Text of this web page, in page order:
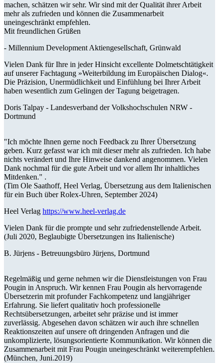
machen, schätzen wir sehr. Wir sind mit der Qualität ihrer Arbeit
mehr als zufrieden und können die Zusammenarbeit
uneingeschränkt empfehlen.
Mit freundlichen Grüßen
- Millennium Development Aktiengesellschaft, Grünwald
Vielen Dank für Ihre in jeder Hinsicht excellente Dolmetschtätigkeit
auf unserer Fachtagung »Weiterbildung im Europäischen Dialog«.
Die Präzision, Unermüdlichkeit und Einfühlung bei Ihrer Arbeit
haben wesentlich zum Gelingen der Tagung beigetragen.
Doris Talpay - Landesverband der Volkshochschulen NRW -
Dortmund
"Ich möchte Ihnen gerne noch Feedback zu Ihrer Übersetzung
geben. Kurz gefasst war ich mit dieser mehr als zufrieden. Ich habe
nichts verändert und Ihre Hinweise dankend angenommen. Vielen
Dank nochmal für die gute Arbeit und vor allem Ihr inhaltliches
Mitdenken." .
(Tim Ole Saathoff, Heel Verlag, Übersetzung aus dem Italienischen
für ein Buch über Rolex-Uhren, September 2024)
Heel Verlag https://www.heel-verlag.de
Vielen Dank für die prompte und sehr zufriedenstellende Arbeit.
(Juli 2020, Beglaubigte Übersetzungen ins Italienische)
B. Jürjens - Betreuungsbüro Jürjens, Dortmund
Regelmäßig und gerne nehmen wir die Dienstleistungen von Frau
Pougin in Anspruch. Wir kennen Frau Pougin als hervorragende
Übersetzerin mit profunder Fachkompetenz und langjähriger
Erfahrung. Sie liefert qualitativ hoch professionelle
Rechtsübersetzungen, arbeitet sehr präzise und ist immer
zuverlässig. Abgesehen davon schätzen wir auch ihre schnellen
Reaktionszeiten auf unsere oft dringenden Anfragen und die
unkomplizierte, lösungsorientierte Kommunikation. Wir können die
Zusammenarbeit mit Frau Pougin uneingeschränkt weiterempfehlen.
(München, Juni.2019)